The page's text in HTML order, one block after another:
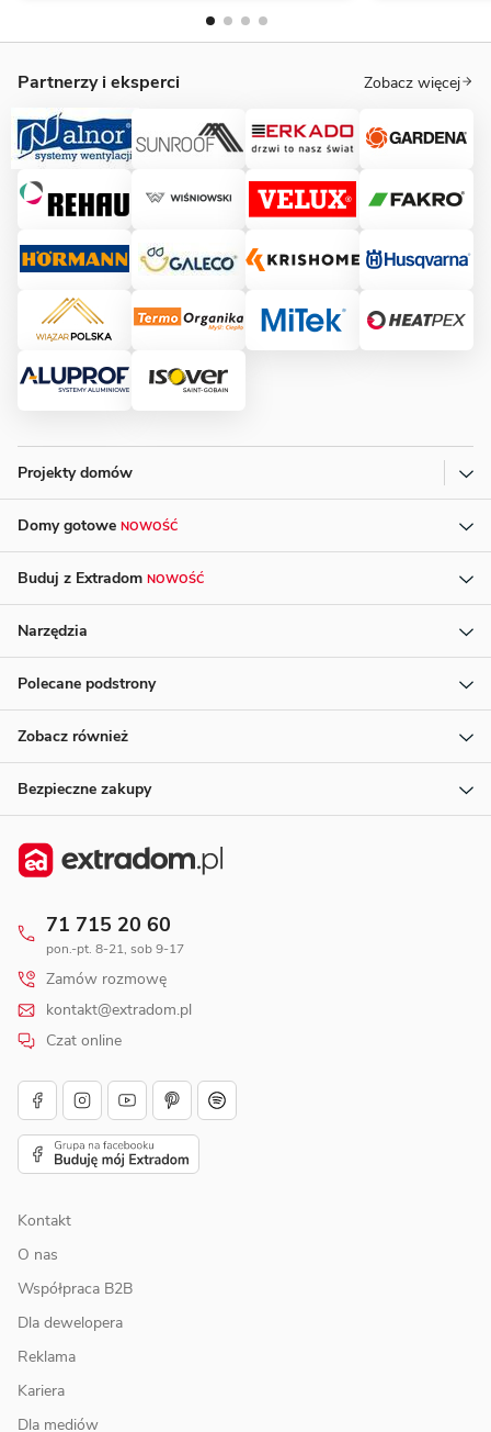
Partnerzy i eksperci Zobacz więcej
Projekty domów
Domy gotowe NOWOŚĆ
Buduj z Extradom NOWOŚĆ
Narzędzia
Polecane podstrony
Zobacz również
Bezpieczne zakupy
71 715 20 60
pon.-pt. 8-21, sob 9-17
Zamów rozmowę
kontakt@extradom.pl
Czat online
Kontakt
O nas
Współpraca B2B
Dla dewelopera
Reklama
Kariera
Dla mediów